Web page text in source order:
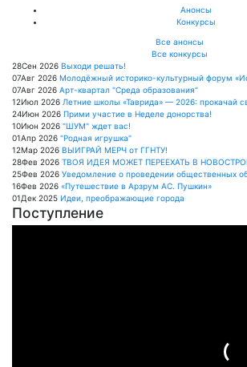
Анонсы
Конкурсы
Все анонсы
Все конкурсы
28Сен 2026 Выходи решать!
07Авг 2026 Молодёжный историко-культурный форум
07Авг 2026 Арт-квартал "Среда образования"
12Июл 2026 Летние школы «Таврида» — 2026: прокачай
24Июн 2026 Прими участие в Неделе донорства!
10Июн 2026 "ШУМ" ждет вас!
01Апр 2026 "Родная игрушка"
12Мар 2026 ВЫИГРАЙ МЕРЧ от ГГНТУ!
28Фев 2026 ТВОЯ ИДЕЯ МОЖЕТ ПЕРЕЕХАТЬ В
25Фев 2026 Уведомление о проведении общественных
16Фев 2026 «Путешествие в Арзрум АС. Пушкин»
01Дек 2025 Идеи, преображающие города
Поступление